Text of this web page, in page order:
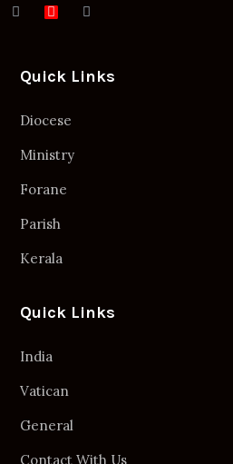
Quick Links
Diocese
Ministry
Forane
Parish
Kerala
Quick Links
India
Vatican
General
Contact With Us